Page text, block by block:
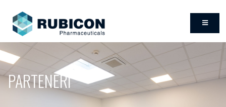
PARTENERI